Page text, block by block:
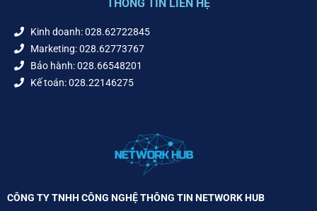
THÔNG TIN LIÊN HỆ
Kinh doanh: 028.62722845
Marketing: 028.62773767
Bảo hành: 028.66548201
Kế toán: 028.22146275
CÔNG TY TNHH CÔNG NGHỆ THÔNG TIN NETWORK HUB